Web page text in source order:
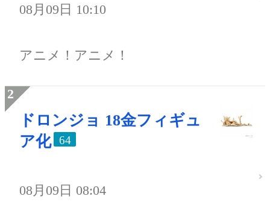
08月09日 10:10
アニメ！アニメ！
ドロンジョ 18金フィギュ
ア化
64
08月09日 08:04